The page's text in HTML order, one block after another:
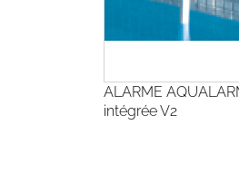
ALARME AQUALARM avec sirène
intégrée V2